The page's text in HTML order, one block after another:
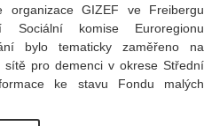
GIZEF ve Freibergu
Sociální komise Euroregionu
bylo tematicky zaměřeno na
sítě pro demenci v okrese Střední
ke stavu Fondu malých